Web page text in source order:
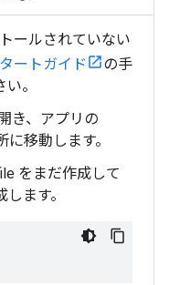
ールされていない
ートガイド
の手
。
き、アプリの
移動します。
をまだ作成して
ます。